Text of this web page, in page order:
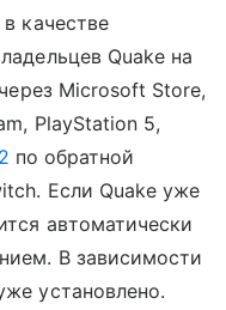
качестве
Quake на
Microsoft Store,
PlayStation 5,
по обратной
Если Quake уже
автоматически
В зависимости
установлено.